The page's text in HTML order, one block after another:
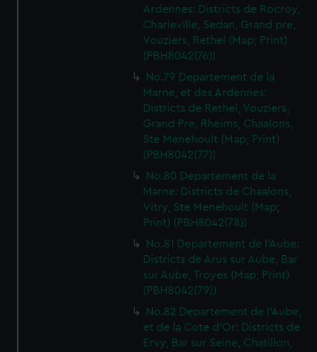
Ardennes: Districts de Rocroy,
Charleville, Sedan, Grand pre,
Vouziers, Rethel (Map; Print)
(PBH8042(76))
No.79 Departement de la
Marne, et des Ardennes:
Districts de Rethel, Vouziers,
Grand Pre, Rheims, Chaalons,
Ste Menehoult (Map; Print)
(PBH8042(77))
No.80 Departement de la
Marne: Districts de Chaalons,
Vitry, Ste Menehoult (Map;
Print) (PBH8042(78))
No.81 Departement de l'Aube:
Districts de Arus sur Aube, Bar
sur Aube, Troyes (Map; Print)
(PBH8042(79))
No.82 Departement de l'Aube,
et de la Cote d'Or: Districts de
Ervy, Bar sur Seine, Chatillon,